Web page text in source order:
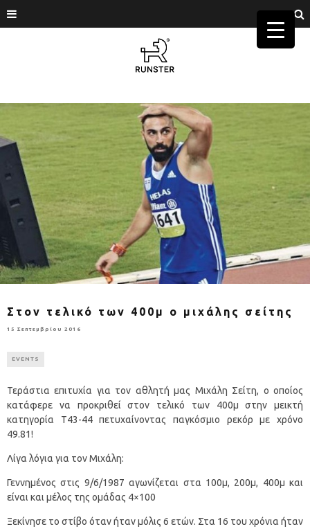
Στον τελικό των 400μ ο μιχάλης σείτης
15 Σεπτεμβρίου 2016
EVENTS
Τεράστια επιτυχία για τον αθλητή μας Μιχάλη Σείτη, ο οποίος
κατάφερε να προκριθεί στον τελικό των 400μ στην μεικτή
κατηγορία Τ43-44 πετυχαίνοντας παγκόσμιο ρεκόρ με χρόνο
49.81!
Λίγα λόγια για τον Μιχάλη:
Γεννημένος στις 9/6/1987 αγωνίζεται στα 100μ, 200μ, 400μ και
είναι και μέλος της ομάδας 4×100
Ξεκίνησε το στίβο όταν ήταν μόλις 6 ετών. Στα 16 του χρόνια ήταν